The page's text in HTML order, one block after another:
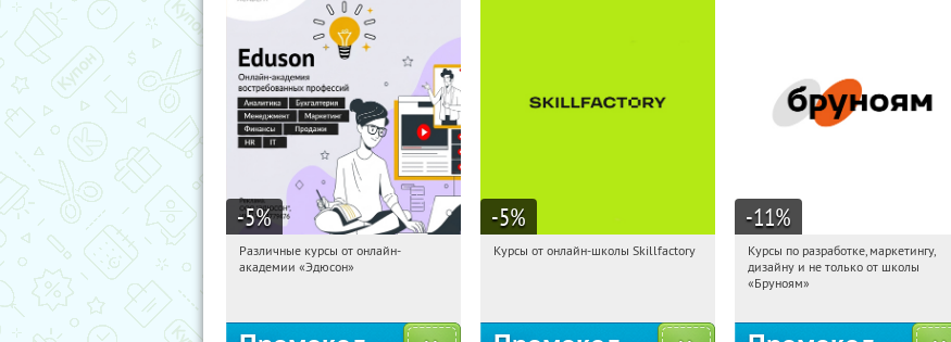
-5%
05:13:02 Получили:
Различные курсы от онлайн-
академии «Эдюсон»
-5%
05:13:02
Получи первым!
Курсы от онлайн-школы Skillfactory
-11%
05:13:02
Получи первым!
Россия
Курсы по разработке, маркетингу,
дизайну и не только от школы
«Бруноям»